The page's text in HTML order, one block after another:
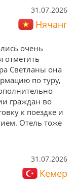
31.07.2026
Нячанг
очень
отметить
Светланы она
по туру,
граждан во
к поездке и
Отель тоже
31.07.2026
Кемер